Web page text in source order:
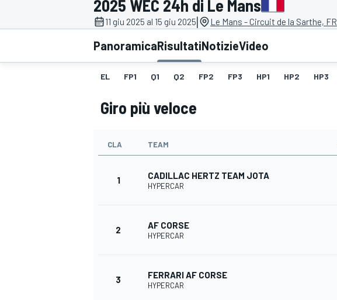
MOTOGP WEC
WRC
2025 WEC 24h di Le Mans
11 giu 2025 al 15 giu 2025| Le Mans - Circuit de la Sarthe, FR
PanoramicaRisultatiNotizieVideo
EL FP1 Q1 Q2 FP2 FP3 HP1 HP2 HP3
Giro più veloce
CLA TEAM
1 CADILLAC HERTZ TEAM JOTA
HYPERCAR
2 AF CORSE
HYPERCAR
3 FERRARI AF CORSE
HYPERCAR